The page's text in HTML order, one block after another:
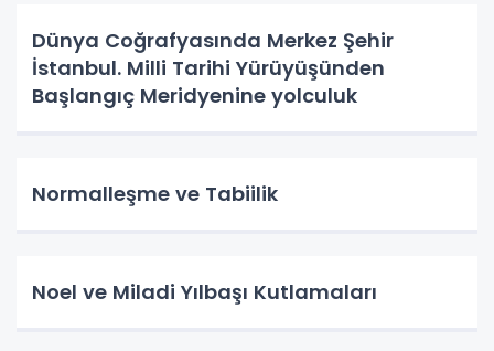
Dünya Coğrafyasında Merkez Şehir
İstanbul. Milli Tarihi Yürüyüşünden
Başlangıç Meridyenine yolculuk
Normalleşme ve Tabiilik
Noel ve Miladi Yılbaşı Kutlamaları